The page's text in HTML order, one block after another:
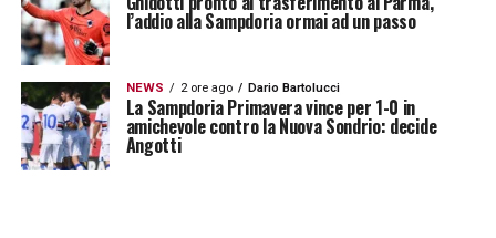
l’addio alla Sampdoria ormai ad un passo
NEWS 2 ore ago Dario Bartolucci
La Sampdoria Primavera vince per 1-0 in
amichevole contro la Nuova Sondrio: decide
Angotti